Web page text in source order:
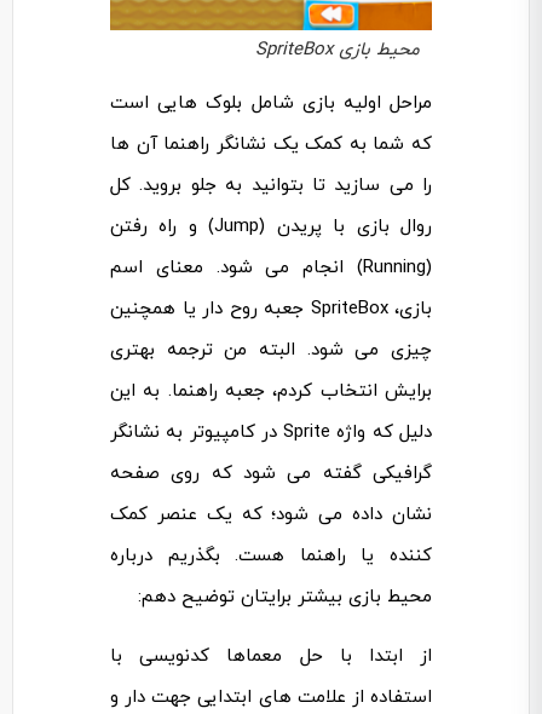
محیط بازی SpriteBox
مراحل اولیه بازی شامل بلوک هایی است
که شما به کمک یک نشانگر راهنما آن ها
را می سازید تا بتوانید به جلو بروید. کل
روال بازی با پریدن (Jump) و راه رفتن
(Running) انجام می شود. معنای اسم
بازی، SpriteBox جعبه روح دار یا همچنین
چیزی می شود. البته من ترجمه بهتری
برایش انتخاب کردم، جعبه راهنما. به این
دلیل که واژه Sprite در کامپیوتر به نشانگر
گرافیکی گفته می شود که روی صفحه
نشان داده می شود؛ که یک عنصر کمک
کننده یا راهنما هست. بگذریم درباره
محیط بازی بیشتر برایتان توضیح دهم:
از ابتدا با حل معماها کدنویسی با
استفاده از علامت های ابتدایی جهت دار و